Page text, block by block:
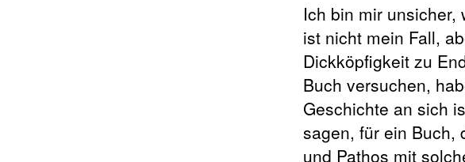
Ich bin mir unsicher,
ist nicht mein Fall,
Dickköpfigkeit zu
Buch versuchen,
Geschichte an sich
sagen, für ein Buch,
und Pathos mit